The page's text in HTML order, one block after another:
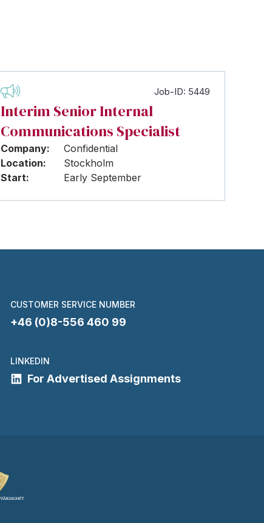
Job-ID: 5449
Interim Senior Internal
Communications Specialist
Company:
Confidential
Location:
Stockholm
Start:
Early September
CUSTOMER SERVICE NUMBER
+46 (0)8-556 460 99
LINKEDIN
For Advertised Assignments